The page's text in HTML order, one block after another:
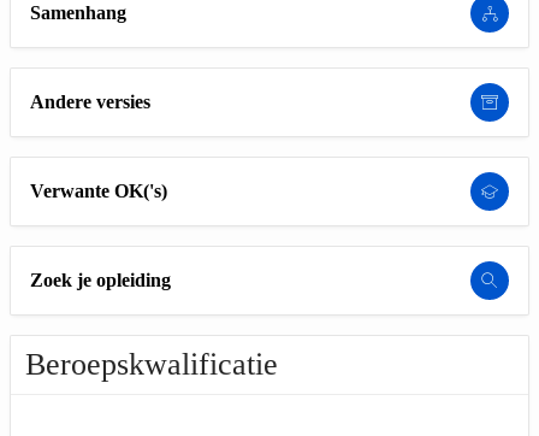
Samenhang
Andere versies
Verwante OK('s)
Zoek je opleiding
Beroepskwalificatie